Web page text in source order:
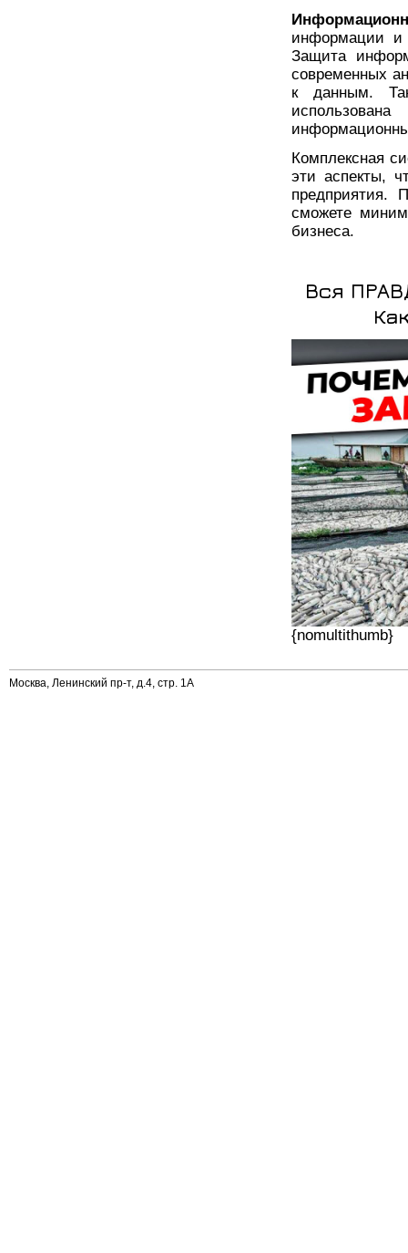
информации и
Защита
современных
к данным.
Комплексная
эти аспекты,
предприятия.
сможете
бизнеса.
Вся
{nomultithumb}
Москва, Ленинский пр-т, д.4, стр. 1А